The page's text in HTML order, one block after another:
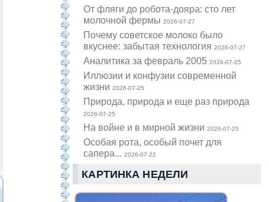
От фляги до робота-дояра: сто лет
молочной фермы2026-07-27
Почему советское молоко было
вкуснее: забытая технология2026-07-27
Аналитика за февраль 20052026-07-25
Иллюзии и конфузии современной
жизни2026-07-25
Природа, природа и еще раз природа
2026-07-25
На войне и в мирной жизни2026-07-25
Особая рота, особый почет для
сапера...2026-07-22
КАРТИНКА НЕДЕЛИ